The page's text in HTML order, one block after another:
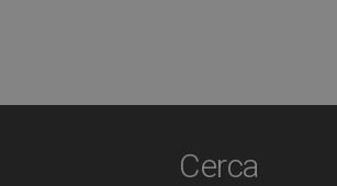
Cerca